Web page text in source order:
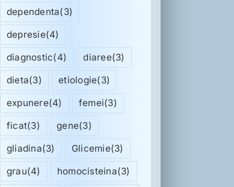
dependenta(3)
depresie(4)
diagnostic(4) diaree(3)
dieta(3) etiologie(3)
expunere(4) femei(3)
ficat(3) gene(3)
gliadina(3) Glicemie(3)
grau(4) homocisteina(3)